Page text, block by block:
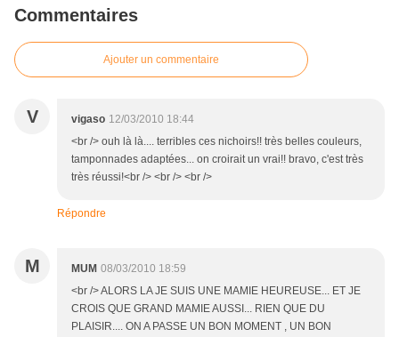
Commentaires
Ajouter un commentaire
V vigaso 12/03/2010 18:44
<br /> ouh là là.... terribles ces nichoirs!! très belles couleurs,
tamponnades adaptées... on croirait un vrai!! bravo, c'est très
très réussi!<br /> <br /> <br />
Répondre
M MUM 08/03/2010 18:59
<br /> ALORS LA JE SUIS UNE MAMIE HEUREUSE... ET JE
CROIS QUE GRAND MAMIE AUSSI... RIEN QUE DU
PLAISIR.... ON A PASSE UN BON MOMENT , UN BON